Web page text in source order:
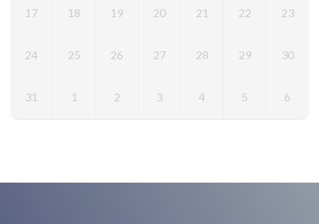
17 18 19 20 21 22 23
24 25 26 27 28 29 30
31 1 2 3 4 5 6